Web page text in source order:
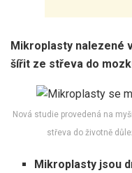
Mikroplasty nalezené
šířit ze střeva do
Nová studie provedená na
střeva do životně
Mikroplasty jsou